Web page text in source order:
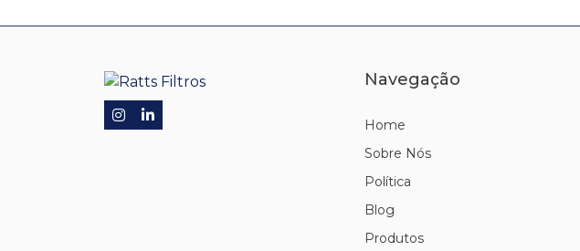
Navegação
Home
Sobre Nós
Política
Blog
Produtos